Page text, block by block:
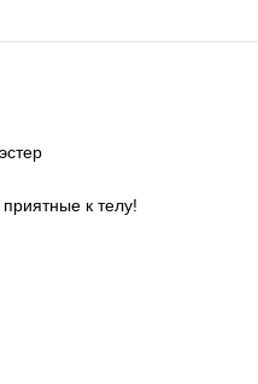
к телу!